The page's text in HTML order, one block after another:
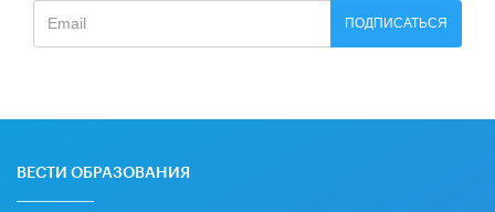
ПОДПИСАТЬСЯ
ВЕСТИ ОБРАЗОВАНИЯ